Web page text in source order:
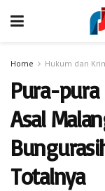
Home Hukum dan
Pura-pura
Asal
Totalnya